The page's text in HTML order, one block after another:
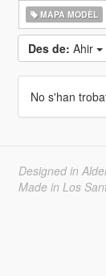
MAPA MODÈL
Des de: Ahir
No s'han
Designed in
Made in Los